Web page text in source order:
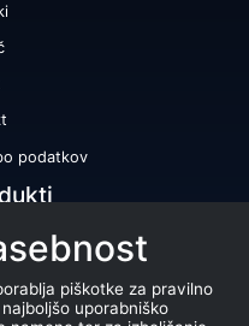
podatkov
odličnosti
piškotke za pravilno
uporabniško